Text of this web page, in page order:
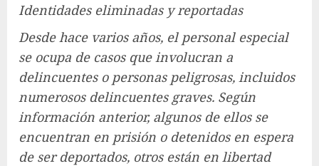
Identidades eliminadas y reportadas
Desde hace varios años, el personal especial
se ocupa de casos que involucran a
delincuentes o personas peligrosas, incluidos
numerosos delincuentes graves. Según
información anterior, algunos de ellos se
encuentran en prisión o detenidos en espera
de ser deportados, otros están en libertad